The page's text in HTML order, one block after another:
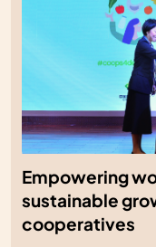
Empowering
sustainable
cooperatives